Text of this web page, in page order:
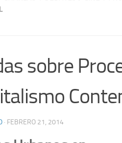
sobre
· FEBRERO 21, 2014